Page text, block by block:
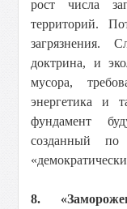
рост числа
территорий.
загрязнения.
доктрина, и
мусора,
энергетика и
фундамент
созданный
8.